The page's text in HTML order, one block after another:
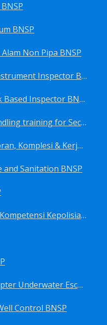
BNSP
Non Pipa BNSP
Sertifikasi Electrical & Instrument Inspector BNSP
Sertifikasi Engineer Risk Based Inspector BNSP
Sertifikasi Explosive handling training for Security staffs BNSP
Sertifikasi Fluida Pemboran, Komplesi & Kerja Ulang Sumur BNSP
Sanitation BNSP
Sertifikasi Gada Utama-Kompetensi Kepolisian Terbatas Sektor Industri Migas BNSP
Sertifikasi HUET (Helicopter Underwater Escape Training) BNSP
Control BNSP